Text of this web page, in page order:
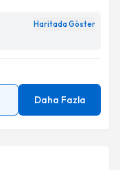
Haritada Göster
Daha Fazla